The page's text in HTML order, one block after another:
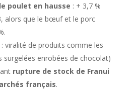
poulet en hausse : + 3,7 %
alors que le bœuf et le porc
viralité de produits comme les
surgelées enrobées de chocolat)
rupture de stock de Franui
français.